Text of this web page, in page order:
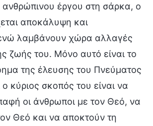
ανθρώπινου έργου στη σάρκα, ο
αποκάλυψη και
λαμβάνουν χώρα αλλαγές
ζωής του. Μόνο αυτό είναι το
της έλευσης του Πνεύματος
κύριος σκοπός του είναι να
οι άνθρωποι με τον Θεό, να
Θεό και να αποκτούν τη